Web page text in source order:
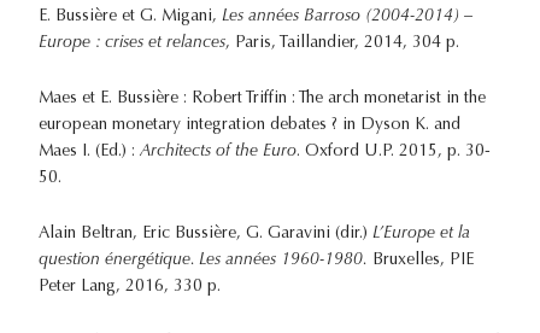
E. Bussière et G. Migani, Les années Barroso (2004-2014) –
Europe : crises et relances, Paris, Taillandier, 2014, 304 p.
Maes et E. Bussière : Robert Triffin : The arch monetarist in the
european monetary integration debates ? in Dyson K. and
Maes I. (Ed.) : Architects of the Euro. Oxford U.P. 2015, p. 30-
50.
Alain Beltran, Eric Bussière, G. Garavini (dir.) L’Europe et la
question énergétique. Les années 1960-1980. Bruxelles, PIE
Peter Lang, 2016, 330 p.